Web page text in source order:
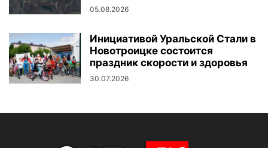
05.08.2026
Инициативой Уральской Стали в
Новотроицке состоится
праздник скорости и здоровья
30.07.2026